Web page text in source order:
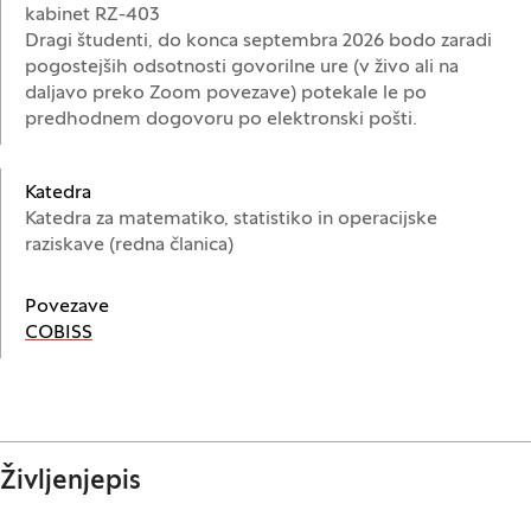
kabinet RZ-403
Dragi študenti, do konca septembra 2026 bodo zaradi
pogostejših odsotnosti govorilne ure (v živo ali na
daljavo preko Zoom povezave) potekale le po
predhodnem dogovoru po elektronski pošti.
Katedra
Katedra za matematiko, statistiko in operacijske
raziskave (redna članica)
Povezave
COBISS
Življenjepis